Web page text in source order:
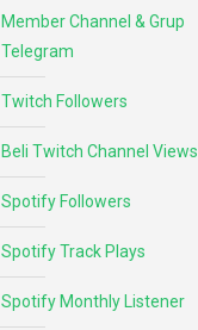
Member Channel & Grup
Telegram
Twitch Followers
Beli Twitch Channel Views
Spotify Followers
Spotify Track Plays
Spotify Monthly Listener